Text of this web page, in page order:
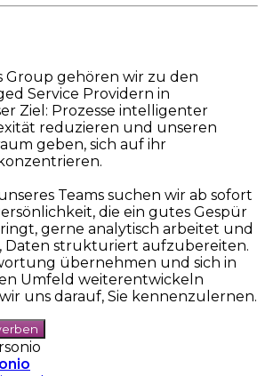
Group gehören wir zu den
Service Providern in
Ziel: Prozesse intelligenter
reduzieren und unseren
geben, sich auf ihr
Teams suchen wir ab sofort
die ein gutes Gespür
gerne analytisch arbeitet und
Daten strukturiert aufzubereiten.
übernehmen und sich in
Umfeld weiterentwickeln
uns darauf, Sie kennenzulernen.